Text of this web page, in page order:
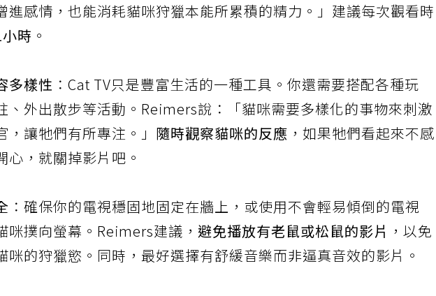
進感情，也能消耗貓咪狩獵本能所累積的精力。」建議每次觀看時
時 。
多樣性 ：Cat TV只是豐富生活的一種工具。你還需要搭配各種玩
、外出散步等活動。Reimers說：「貓咪需要多樣化的事物來刺激
，讓牠們有所專注。」 隨時觀察貓咪的反應 ，如果牠們看起來不感
心，就關掉影片吧。
：確保你的電視穩固地固定在牆上，或使用不會輕易傾倒的電視
咪撲向螢幕。Reimers建議， 避免播放有老鼠或松鼠的影片 ，以免
咪的狩獵慾。同時，最好選擇有舒緩音樂而非逼真音效的影片。